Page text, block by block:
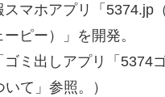
スマホアプリ「5374.jp
ーピー）」を開発。
ゴミ出しアプリ「5374
て」参照。）